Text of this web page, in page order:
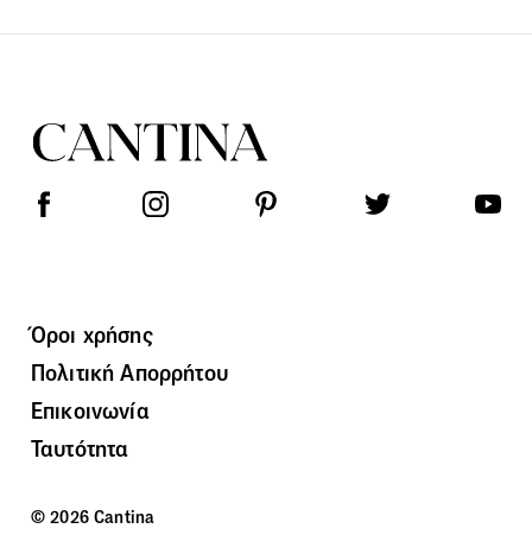
Όροι χρήσης
Πολιτική Απορρήτου
Επικοινωνία
Ταυτότητα
© 2026 Cantina